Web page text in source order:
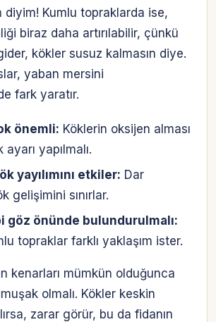
diyim! Kumlu topraklarda ise,
biraz daha artırılabilir, çünkü
kökler susuz kalmasın diye.
yaban mersini
fark yaratır.
önemli: Köklerin oksijen alması
yapılmalı.
yayılımını etkiler: Dar
gelişimini sınırlar.
göz önünde bulundurulmalı:
topraklar farklı yaklaşım ister.
kenarları mümkün olduğunca
olmalı. Kökler keskin
zarar görür, bu da fidanın